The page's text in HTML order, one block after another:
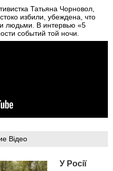
Татьяна Чорновол,
избили, убеждена, что
людьми. В интервью «5
событий той ночи.
Відео
У Росії